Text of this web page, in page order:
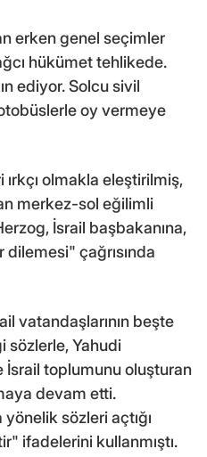
erken genel seçimler
hükümet tehlikede.
ediyor. Solcu sivil
oy vermeye
olmakla eleştirilmiş,
merkez-sol eğilimli
İsrail başbakanına,
çağrısında
vatandaşlarının beşte
sözlerle, Yahudi
toplumunu oluşturan
devam etti.
sözleri açtığı
ifadelerini kullanmıştı.